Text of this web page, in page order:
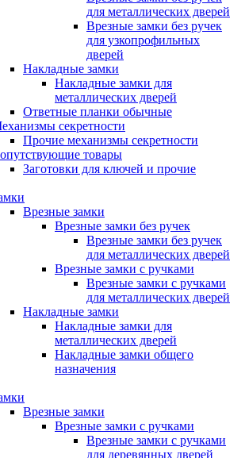
для металлических дверей
Врезные замки без ручек
для узкопрофильных
дверей
Накладные замки
Накладные замки для
металлических дверей
Ответные планки обычные
секретности
Прочие механизмы секретности
товары
Заготовки для ключей и прочие
Врезные замки
Врезные замки без ручек
Врезные замки без ручек
для металлических дверей
Врезные замки с ручками
Врезные замки с ручками
для металлических дверей
Накладные замки
Накладные замки для
металлических дверей
Накладные замки общего
назначения
Врезные замки
Врезные замки с ручками
Врезные замки с ручками
для деревянных дверей